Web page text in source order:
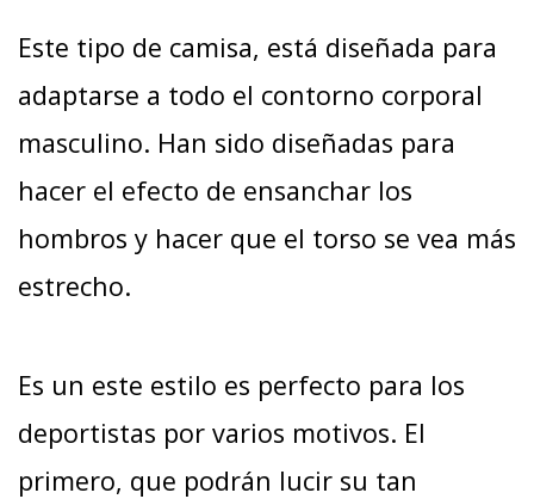
Este tipo de camisa, está diseñada para
adaptarse a todo el contorno corporal
masculino. Han sido diseñadas para
hacer el efecto de ensanchar los
hombros y hacer que el torso se vea más
estrecho.
Es un este estilo es perfecto para los
deportistas por varios motivos. El
primero, que podrán lucir su tan